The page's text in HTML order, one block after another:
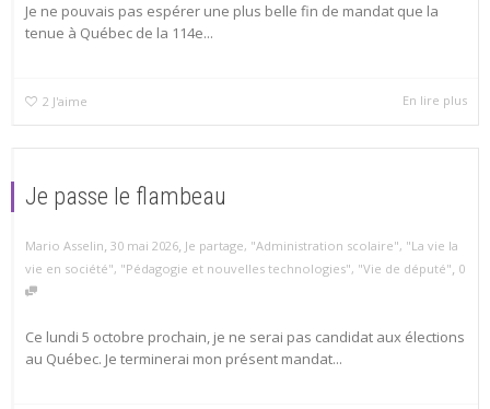
Je ne pouvais pas espérer une plus belle fin de mandat que la
tenue à Québec de la 114e...
2 J'aime En lire plus
Je passe le flambeau
Mario Asselin, 30 mai 2026, Je partage, "Administration scolaire", "La vie la
vie en société", "Pédagogie et nouvelles technologies", "Vie de député", 0
Ce lundi 5 octobre prochain, je ne serai pas candidat aux élections
au Québec. Je terminerai mon présent mandat...